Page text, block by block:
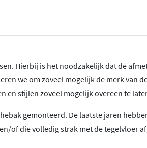
Hierbij is het noodzakelijk dat de
we om zoveel mogelijk de merk van
en stijlen zoveel mogelijk overeen te
gemonteerd. De laatste jaren
of die volledig strak met de tegelvloer